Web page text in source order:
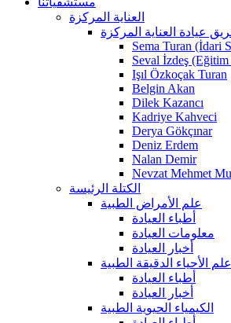
العناية المركزة
عيادة العناية المركزة
Sema Turan (İdari
Seval İzdeş
Işıl Özkoçak Turan
Belgin Akan
Dilek Kazancı
Kadriye Kahveci
Derya Gökçınar
Deniz Erdem
Nalan Demir
Nevzat Mehmet
الكتلة الرئيسة
علم الأمراض الطبية
أطباء العيادة
معلومات العيادة
أخبار العيادة
علم الأحياء الدقيقة الطبية
أطباء العيادة
أخبار العيادة
الكيمياء الحيوية الطبية